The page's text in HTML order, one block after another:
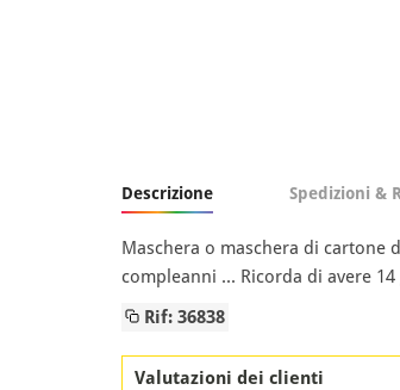
Descrizione Spedizioni &
Maschera o maschera di cartone
compleanni ... Ricorda di avere
Rif: 36838
Valutazioni dei clienti